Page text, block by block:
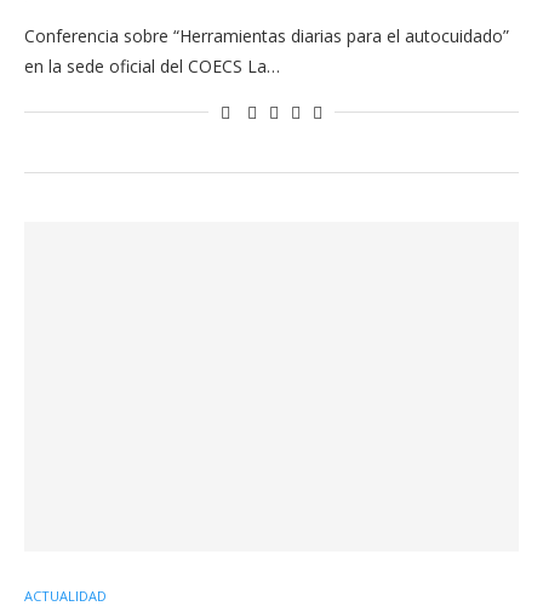
Conferencia sobre “Herramientas diarias para el autocuidado”
en la sede oficial del COECS La…
ACTUALIDAD